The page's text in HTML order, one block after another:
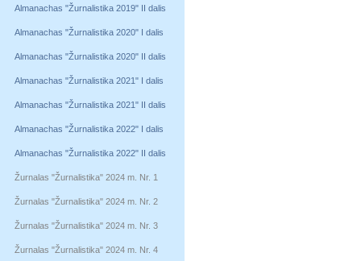
Almanachas "Žurnalistika 2019" II dalis
Almanachas "Žurnalistika 2020" I dalis
Almanachas "Žurnalistika 2020" II dalis
Almanachas "Žurnalistika 2021" I dalis
Almanachas "Žurnalistika 2021" II dalis
Almanachas "Žurnalistika 2022" I dalis
Almanachas "Žurnalistika 2022" II dalis
Žurnalas "Žurnalistika" 2024 m. Nr. 1
Žurnalas "Žurnalistika" 2024 m. Nr. 2
Žurnalas "Žurnalistika" 2024 m. Nr. 3
Žurnalas "Žurnalistika" 2024 m. Nr. 4